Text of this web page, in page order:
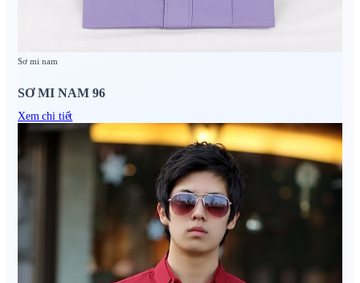
Sơ mi nam
SƠ MI NAM 96
Xem chi tiết